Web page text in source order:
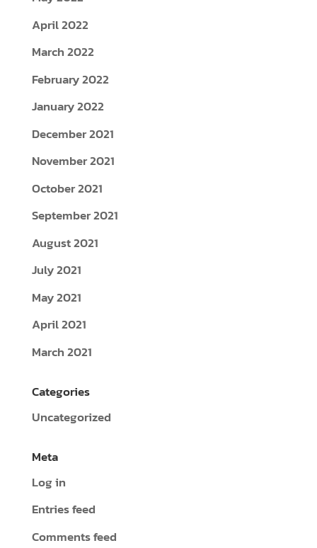
April 2022
March 2022
February 2022
January 2022
December 2021
November 2021
October 2021
September 2021
August 2021
July 2021
May 2021
April 2021
March 2021
Categories
Uncategorized
Meta
Log in
Entries feed
Comments feed